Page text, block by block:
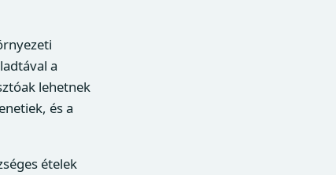
a
lehetnek
és a
ételek